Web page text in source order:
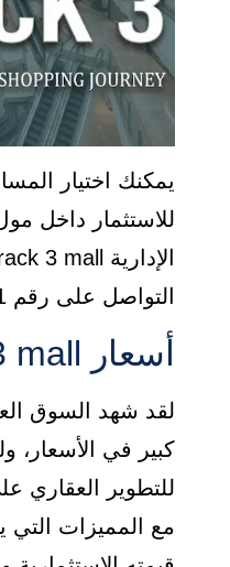
يمكنك اختيار
التواصل على رقم 01003372331.
أسعار track 3 mall
لقد شهد السوق
للتطوير العقاري
مع المميزات التي